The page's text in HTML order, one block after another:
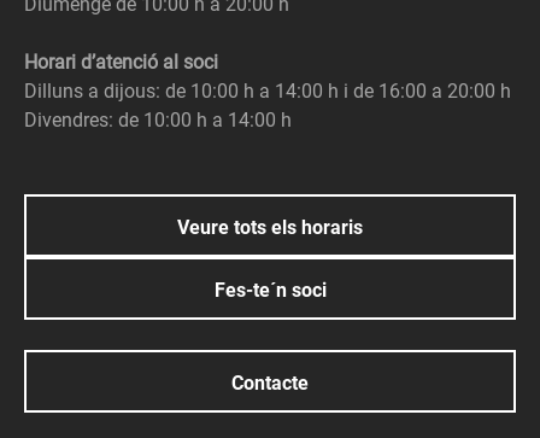
Horari d’atenció al soci
Dilluns a dijous: de 10:00 h a 14:00 h i de 16:00 a 20:00 h
Divendres: de 10:00 h a 14:00 h
Veure tots els horaris
Fes-te´n soci
Contacte